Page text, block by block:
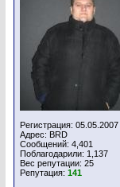
Регистрация: 05.05.2007
Адрес: BRD
Сообщений: 4,401
Поблагодарили: 1,137
Вес репутации: 25
Репутация: 141